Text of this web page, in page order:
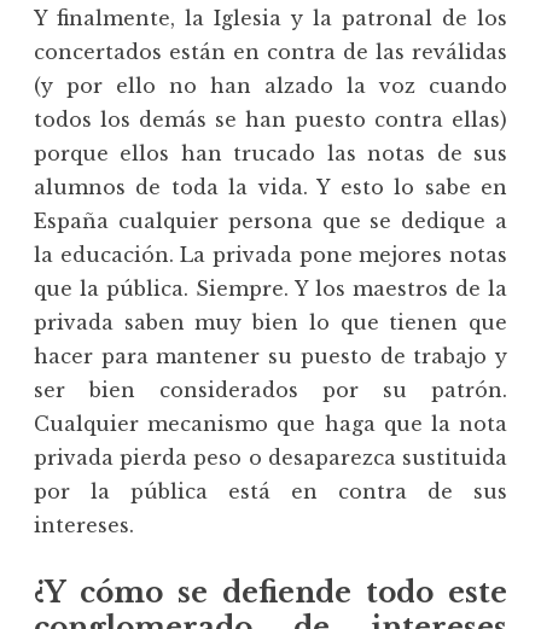
Y finalmente, la Iglesia y la patronal de los
concertados están en contra de las reválidas
(y por ello no han alzado la voz cuando
todos los demás se han puesto contra ellas)
porque ellos han trucado las notas de sus
alumnos de toda la vida. Y esto lo sabe en
España cualquier persona que se dedique a
la educación. La privada pone mejores notas
que la pública. Siempre. Y los maestros de la
privada saben muy bien lo que tienen que
hacer para mantener su puesto de trabajo y
ser bien considerados por su patrón.
Cualquier mecanismo que haga que la nota
privada pierda peso o desaparezca sustituida
por la pública está en contra de sus
intereses.
¿Y cómo se defiende todo este